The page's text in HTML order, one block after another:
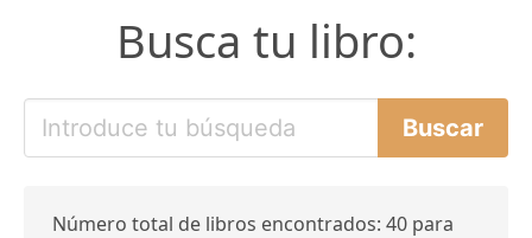
Busca tu libro:
Número total de libros encontrados: 40 para